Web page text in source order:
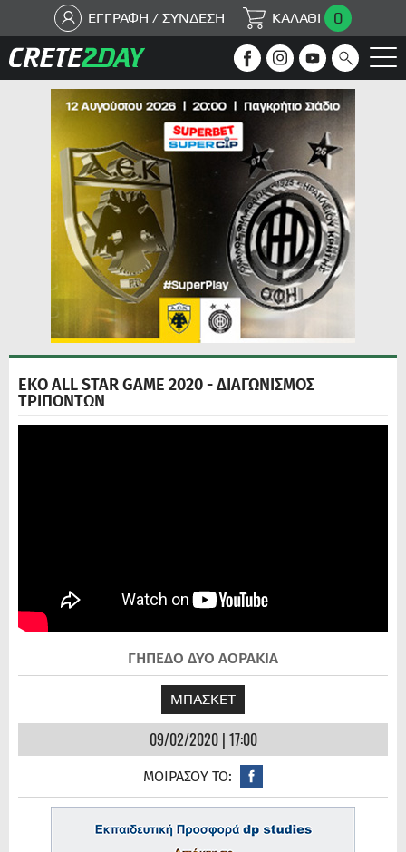
ΕΓΓΡΑΦΗ / ΣΥΝΔΕΣΗ ΚΑΛΑΘΙ 0
ΕΚΟ ALL STAR GAME 2020 - ΔΙΑΓΩΝΙΣΜΟΣ
ΤΡΙΠΟΝΤΩΝ
ΓΗΠΕΔΟ ΔΥΟ ΑΟΡΑΚΙΑ
ΜΠΑΣΚΕΤ
09/02/2020 | 17:00
ΜΟΙΡΑΣΟΥ ΤΟ: